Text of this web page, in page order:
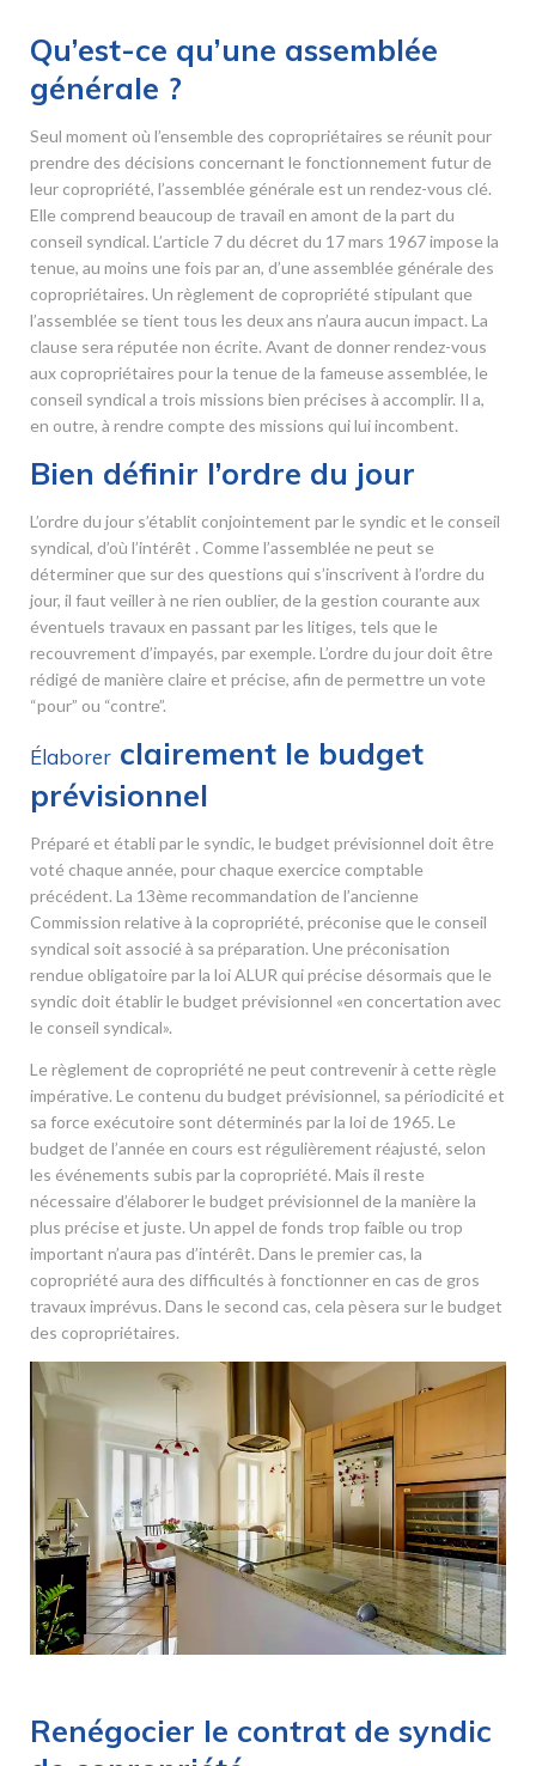
Qu’est-ce qu’une assemblée
générale ?
Seul moment où l’ensemble des copropriétaires se réunit pour
prendre des décisions concernant le fonctionnement futur de
leur copropriété, l’assemblée générale est un rendez-vous clé.
Elle comprend beaucoup de travail en amont de la part du
conseil syndical. L’article 7 du décret du 17 mars 1967 impose la
tenue, au moins une fois par an, d’une assemblée générale des
copropriétaires. Un règlement de copropriété stipulant que
l’assemblée se tient tous les deux ans n’aura aucun impact. La
clause sera réputée non écrite. Avant de donner rendez-vous
aux copropriétaires pour la tenue de la fameuse assemblée, le
conseil syndical a trois missions bien précises à accomplir. Il a,
en outre, à rendre compte des missions qui lui incombent.
Bien définir l’ordre du jour
L’ordre du jour s’établit conjointement par le syndic et le conseil
syndical, d’où l’intérêt . Comme l’assemblée ne peut se
déterminer que sur des questions qui s’inscrivent à l’ordre du
jour, il faut veiller à ne rien oublier, de la gestion courante aux
éventuels travaux en passant par les litiges, tels que le
recouvrement d’impayés, par exemple. L’ordre du jour doit être
rédigé de manière claire et précise, afin de permettre un vote
“pour” ou “contre”.
Élaborer clairement le budget
prévisionnel
Préparé et établi par le syndic, le budget prévisionnel doit être
voté chaque année, pour chaque exercice comptable
précédent. La 13ème recommandation de l’ancienne
Commission relative à la copropriété, préconise que le conseil
syndical soit associé à sa préparation. Une préconisation
rendue obligatoire par la loi ALUR qui précise désormais que le
syndic doit établir le budget prévisionnel «en concertation avec
le conseil syndical».
Le règlement de copropriété ne peut contrevenir à cette règle
impérative. Le contenu du budget prévisionnel, sa périodicité et
sa force exécutoire sont déterminés par la loi de 1965. Le
budget de l’année en cours est régulièrement réajusté, selon
les événements subis par la copropriété. Mais il reste
nécessaire d’élaborer le budget prévisionnel de la manière la
plus précise et juste. Un appel de fonds trop faible ou trop
important n’aura pas d’intérêt. Dans le premier cas, la
copropriété aura des difficultés à fonctionner en cas de gros
travaux imprévus. Dans le second cas, cela pèsera sur le budget
des copropriétaires.
Renégocier le contrat de syndic